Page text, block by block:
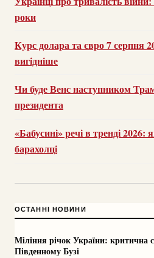
роки
Курс долара та євро 7 серпня
вигідніше
Чи буде Венс наступником
президента
«Бабусині» речі в тренді 2026:
барахолці
ОСТАННІ НОВИНИ
Міління річок України: критична
Південному Бузі